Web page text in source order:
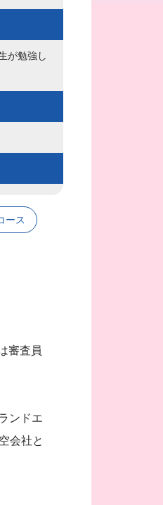
が勉強し
ース
審査員
ンドエ
会社と